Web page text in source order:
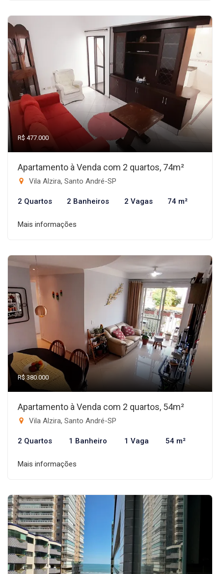
R$ 477.000
Apartamento à Venda com 2 quartos, 74m²
Vila Alzira, Santo André-SP
2 Quartos 2 Banheiros 2 Vagas 74 m²
Mais informações
R$ 380.000
Apartamento à Venda com 2 quartos, 54m²
Vila Alzira, Santo André-SP
2 Quartos 1 Banheiro 1 Vaga 54 m²
Mais informações